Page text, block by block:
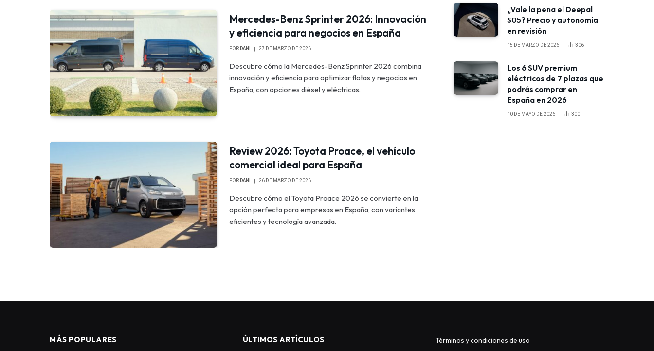
Mercedes-Benz Sprinter 2026: Innovación
y eficiencia para negocios en España
POR DANI 27 DE MARZO DE 2026
Descubre cómo la Mercedes-Benz Sprinter 2026 combina
innovación y eficiencia para optimizar flotas y negocios en
España, con opciones diésel y eléctricas.
Review 2026: Toyota Proace, el vehículo
comercial ideal para España
POR DANI 26 DE MARZO DE 2026
Descubre cómo el Toyota Proace 2026 se convierte en la
opción perfecta para empresas en España, con variantes
eficientes y tecnología avanzada.
¿Vale la pena el Deepal
S05? Precio y autonomía
en revisión
15 DE MARZO DE 2026 306
Los 6 SUV premium
eléctricos de 7 plazas que
podrás comprar en
España en 2026
10 DE MAYO DE 2026 300
MÁS POPULARES ÚLTIMOS ARTÍCULOS
Términos y condiciones de uso